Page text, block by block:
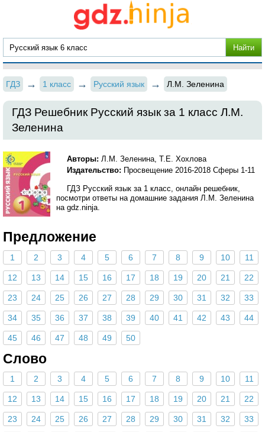
ГДЗ 1 класс Русский язык Л.М. Зеленина
ГДЗ Решебник Русский язык за 1 класс Л.М.
Зеленина
Авторы: Л.М. Зеленина, Т.Е. Хохлова
Издательство: Просвещение 2016-2018 Сферы 1-11
ГДЗ Русский язык за 1 класс, онлайн решебник,
посмотри ответы на домашние задания Л.М. Зеленина
на gdz.ninja.
Предложение
1 2 3 4 5 6 7 8 9 10 11
12 13 14 15 16 17 18 19 20 21 22
23 24 25 26 27 28 29 30 31 32 33
34 35 36 37 38 39 40 41 42 43 44
45 46 47 48 49 50
Слово
1 2 3 4 5 6 7 8 9 10 11
12 13 14 15 16 17 18 19 20 21 22
23 24 25 26 27 28 29 30 31 32 33